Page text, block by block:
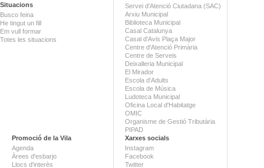
Situacions
Busco feina
He tingut un fill
Em vull formar
Totes les situacions
Servei d'Atenció Ciutadana (SAC)
Arxiu Municipal
Biblioteca Municipal
Casal Catalunya
Casal d'Avis Plaça Major
Centre d'Atenció Primària
Centre de Serveis
Deixalleria Municipal
El Mirador
Escola d'Adults
Escola de Música
Ludoteca Municipal
Oficina Local d'Habitatge
OMIC
Organisme de Gestió Tributària
PIPAD
Promoció de la Vila
Agenda
Àrees d'esbarjo
Llocs d'interès
Xarxes socials
Instagram
Facebook
Twitter